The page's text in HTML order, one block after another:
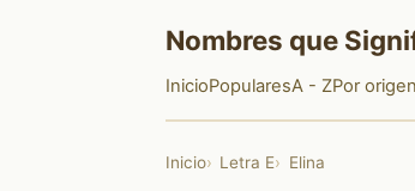
Nombres que
InicioPopularesA - ZPor origen
Inicio Letra E Elina